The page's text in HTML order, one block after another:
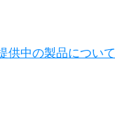
供中の製品について